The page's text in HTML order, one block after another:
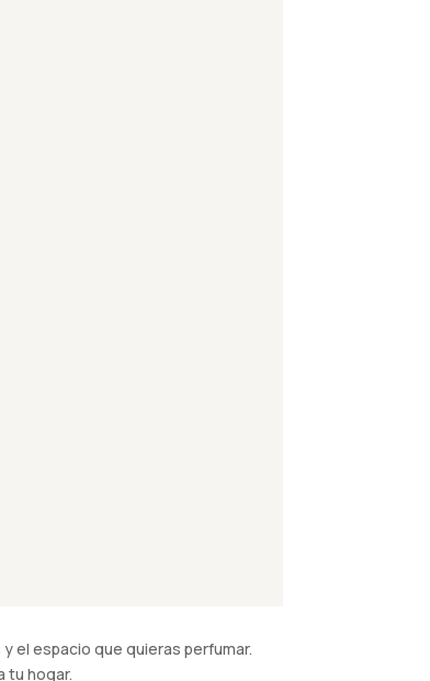
el espacio que quieras perfumar.
tu hogar.